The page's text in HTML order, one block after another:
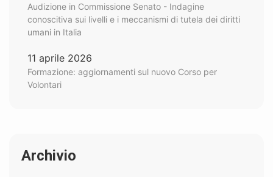
Audizione in Commissione Senato - Indagine
conoscitiva sui livelli e i meccanismi di tutela dei diritti
umani in Italia
11 aprile 2026
Formazione: aggiornamenti sul nuovo Corso per
Volontari
Archivio